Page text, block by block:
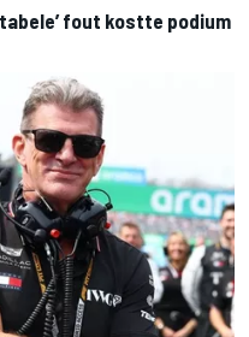
fout kostte podium